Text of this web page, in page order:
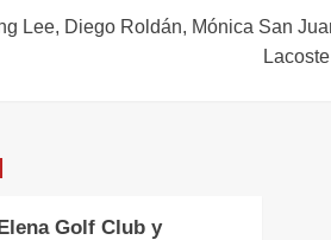
Lee, Diego Roldán, Mónica San
Golf Club y